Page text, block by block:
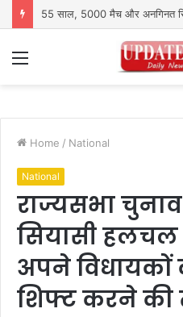
Home / National
National
राज्यसभा
सियासी हलचल
अपने विधायकों
शिफ्ट करने की